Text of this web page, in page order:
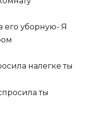
его уборную- Я
налегке ты
ты